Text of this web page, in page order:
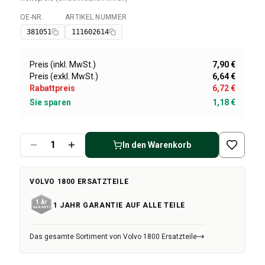
Volvo 1800 Bremsanlage
Volvo 1800 Kraftstoff-/Auspuffanlage
Volvo 1800 KarosserieErsatzteile
Volvo 1800 Kühlsystem
Volvo 1800 Motor Drosselklappengestänge
Volvo 1800 MotorErsatzteile
Volvo 1800 Elektrische Ausrüstung
Volvo 1800 InnenausstattungsErsatzteile
Volvo 1800 Heizungsanlage/Frischluft (1961-73)
Volvo 1800 Sonstiges
Volvo 140/164 Ersatzteile
Volvo 140/164 KarosserieErsatzteile
Volvo 140/164 Kühlsystem
Verfügbar
OE-NR.
381051
ARTIKEL NUMMER
111602614
Preis (inkl. MwSt.)
7,90 €
Preis (exkl. MwSt.)
6,64 €
Rabattpreis
6,72 €
Sie sparen
1,18 €
In den Warenkorb
VOLVO 1800 ERSATZTEILE
1 JAHR GARANTIE AUF ALLE TEILE
Das gesamte Sortiment von Volvo 1800 Ersatzteile